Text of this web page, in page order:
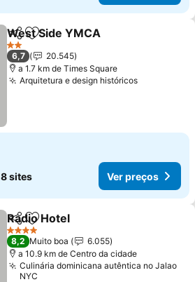
PartilharAdicionar aos favoritos
West Side YMCA
2 Estrelas
6,7
20.545
a 1.7 km de Times Square
Arquitetura e design históricosVer preços
8 sites Ver preços
PartilharAdicionar aos favoritos
Radio Hotel
4 Estrelas
8,2 Muito boa
6.055
a 10.9 km de Centro da cidade
Culinária dominicana autêntica no Jalao
NYC